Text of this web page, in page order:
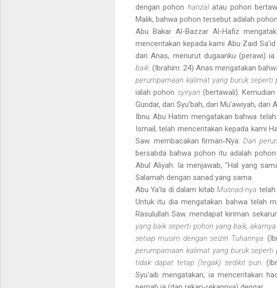
dengan pohon hanzalatau pohon
Malik, bahwa pohon tersebut adalah pohon
Abu Bakar Al-Bazzar Al-Hafiz
menceritakan kepada kami Abu Zaid
dari Anas, menurut dugaanku (perawi)
baik . (Ibrahim: 24) Anas mengatakan
perumpamaan kalimat yang buruk seperti
ialah pohon syiryan (bertawali).
Gundar, dari Syu'bah, dari Mu'awiyah, dari
Ibnu Abu Hatim mengatakan bahwa
Ismail, telah menceritakan kepada kami
Saw. membacakan firman-Nya:Dan
bersabda bahwa pohon itu adalah pohon
Abul Aliyah. Ia menjawab, "Hal yang
Salamah dengan sanad yang sama.
Abu Ya'la di dalam kitabMusnad-nya telah
Untuk itu dia mengatakan bahwa telah
Rasulullah Saw. mendapat kiriman
yang baik seperti pohon yang baik,
setiap musim dengan seizin Tuhannya.
perumpamaan kalimat yang buruk
tidak dapat tetap (tegak) sedikit pun.
Syu'aib mengatakan, ia menceritakan